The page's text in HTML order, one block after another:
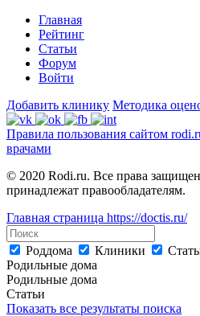
Главная
Рейтинг
Статьи
Форум
Войти
Добавить клинику Методика
Правила пользования сайтом
врачами
© 2020 Rodi.ru. Все права
принадлежат правообладателям.
Главная страница https://doctis.ru/
Роддома Клиники
Родильные дома
Родильные дома
Статьи
Показать все результаты поиска